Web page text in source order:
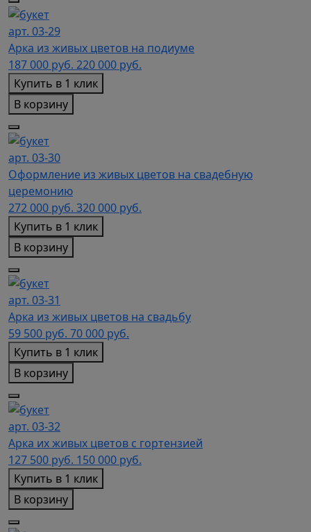
арт. 03-29
Арка из живых цветов на подиуме
187 000 руб. 220 000 руб.
Купить в 1 клик
В корзину
арт. 03-30
Оформление из живых цветов на свадебную
церемонию
272 000 руб. 320 000 руб.
Купить в 1 клик
В корзину
арт. 03-31
Арка из живых цветов на свадьбу
59 500 руб. 70 000 руб.
Купить в 1 клик
В корзину
арт. 03-32
Арка их живых цветов с гортензией
127 500 руб. 150 000 руб.
Купить в 1 клик
В корзину